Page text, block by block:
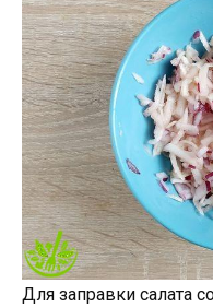
Для заправки салата